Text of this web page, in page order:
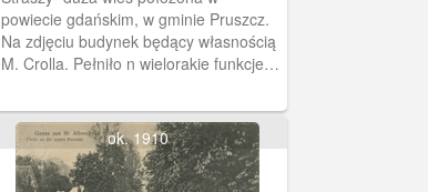
powiecie gdańskim, w gminie Pruszcz.
Na zdjęciu budynek będący własnością
M. Crolla. Pełniło n wielorakie funkcje:
w nim także sklep kolonialny.
ok. 1910